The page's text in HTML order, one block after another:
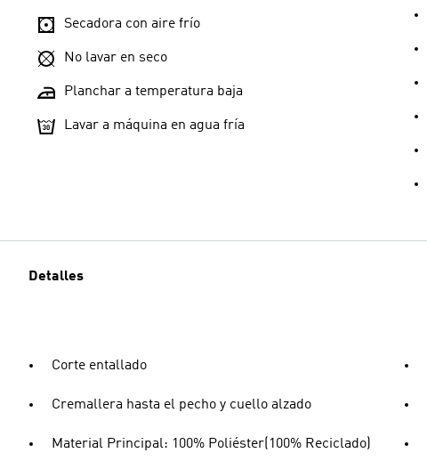
Secadora con aire frío
No lavar en seco
Planchar a temperatura baja
Lavar a máquina en agua fría
Detalles
Corte entallado
Cremallera hasta el pecho y cuello alzado
Material Principal: 100% Poliéster(100% Reciclado)